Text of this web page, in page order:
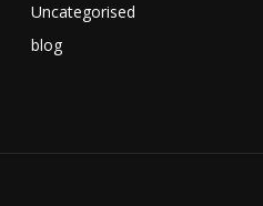
Uncategorised
blog